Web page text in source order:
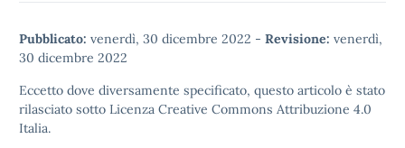
Pubblicato: venerdì, 30 dicembre 2022 - Revisione: venerdì,
30 dicembre 2022
Eccetto dove diversamente specificato, questo articolo è stato
rilasciato sotto Licenza Creative Commons Attribuzione 4.0
Italia.